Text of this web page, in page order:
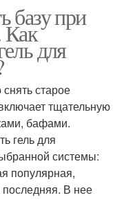
базу при
Как
для
старое
тщательную
бафами.
гель для
системы:
популярная,
В нее